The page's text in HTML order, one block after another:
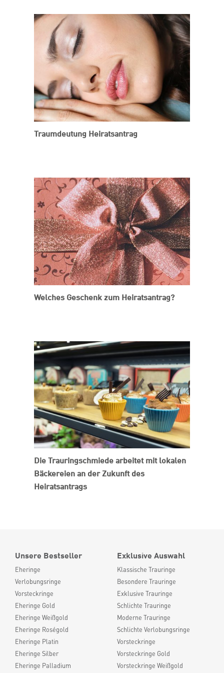
Traumdeutung Heiratsantrag
Welches Geschenk zum Heiratsantrag?
Die Trauringschmiede arbeitet mit lokalen
Bäckereien an der Zukunft des
Heiratsantrags
Unsere Bestseller
Eheringe
Verlobungsringe
Vorsteckringe
Eheringe Gold
Eheringe Weißgold
Eheringe Roségold
Eheringe Platin
Eheringe Silber
Eheringe Palladium
Exklusive Auswahl
Klassische Trauringe
Besondere Trauringe
Exklusive Trauringe
Schlichte Trauringe
Moderne Trauringe
Schlichte Verlobungsringe
Vorsteckringe
Vorsteckringe Gold
Vorsteckringe Weißgold